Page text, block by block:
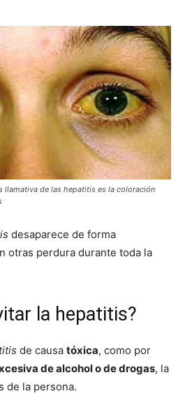
llamativa de las hepatitis es la coloración
desaparece de forma
otras perdura durante toda la
la hepatitis?
de causa tóxica, como por
de alcohol o de drogas, la
de la persona.